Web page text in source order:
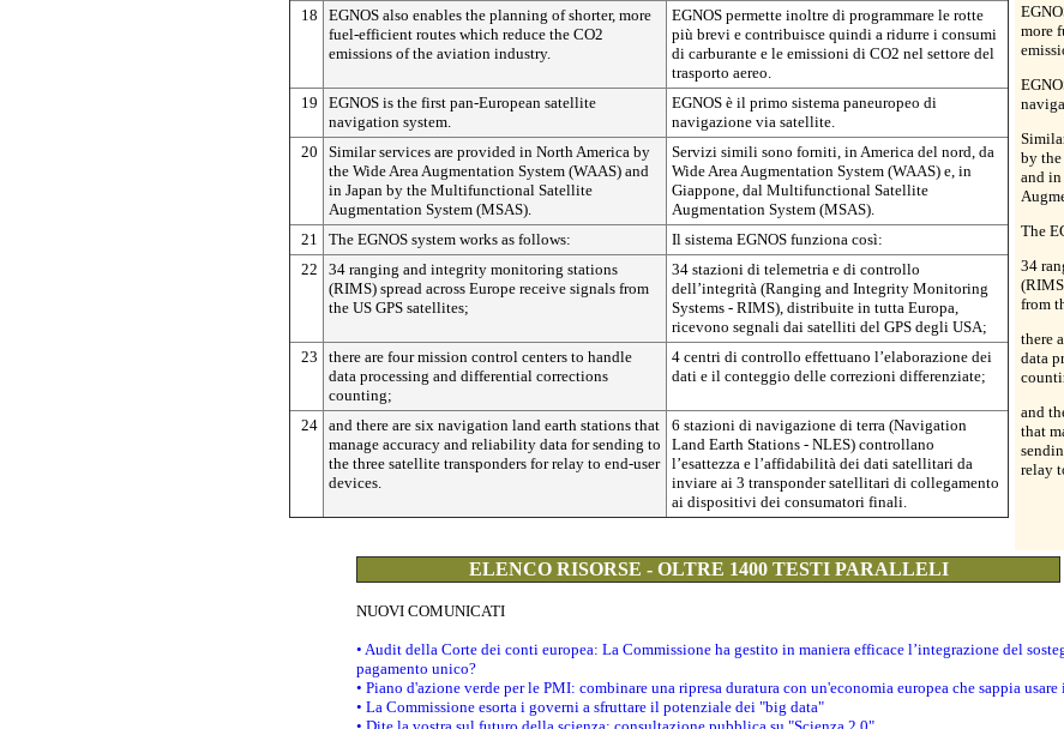
18
EGNOS also enables the planning of shorter, more
fuel-efficient routes which reduce the CO2
emissions of the aviation industry.
EGNOS permette inoltre di programmare le rotte
più brevi e contribuisce quindi a ridurre i consumi
di carburante e le emissioni di CO2 nel settore del
trasporto aereo.
19
EGNOS is the first pan-European satellite
navigation system.
EGNOS è il primo sistema paneuropeo di
navigazione via satellite.
20
Similar services are provided in North America by
the Wide Area Augmentation System (WAAS) and
in Japan by the Multifunctional Satellite
Augmentation System (MSAS).
Servizi simili sono forniti, in America del nord, da
Wide Area Augmentation System (WAAS) e, in
Giappone, dal Multifunctional Satellite
Augmentation System (MSAS).
21
The EGNOS system works as follows:
Il sistema EGNOS funziona così:
22
34 ranging and integrity monitoring stations
(RIMS) spread across Europe receive signals from
the US GPS satellites;
34 stazioni di telemetria e di controllo
dell’integrità (Ranging and Integrity Monitoring
Systems - RIMS), distribuite in tutta Europa,
ricevono segnali dai satelliti del GPS degli USA;
23
there are four mission control centers to handle
data processing and differential corrections
counting;
4 centri di controllo effettuano l’elaborazione dei
dati e il conteggio delle correzioni differenziate;
24 and there are six navigation land earth stations that
manage accuracy and reliability data for sending to
the three satellite transponders for relay to end-user
devices.
6 stazioni di navigazione di terra (Navigation
Land Earth Stations - NLES) controllano
l’esattezza e l’affidabilità dei dati satellitari da
inviare ai 3 transponder satellitari di collegamento
ai dispositivi dei consumatori finali.
more
by the
and
The
34
from
there
data
and
that
relay
ELENCO RISORSE - OLTRE 1400 TESTI PARALLELI
NUOVI COMUNICATI
• Audit della Corte dei conti europea: La Commissione ha gestito in maniera efficace l’integrazione del
pagamento unico?
• Piano d'azione verde per le PMI: combinare una ripresa duratura con un'economia europea che sappia
• La Commissione esorta i governi a sfruttare il potenziale dei "big data"